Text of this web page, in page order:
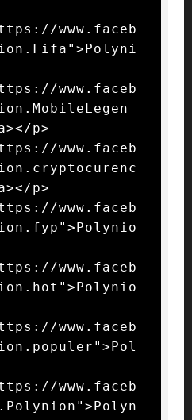
www.faceb
www.faceb
p>
www.faceb
p>
www.faceb
www.faceb
www.faceb
www.faceb